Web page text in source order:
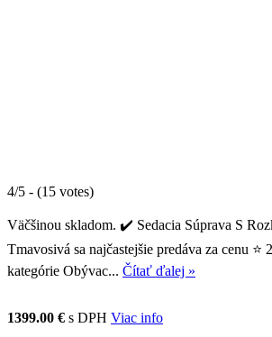
4/5 - (15 votes)
Väčšinou skladom. ✔️ Sedacia Súprava S
Tmavosivá sa najčastejšie predáva za cenu ⭐
kategórie Obývac... Čítať ďalej »
1399.00 € s DPH Viac info